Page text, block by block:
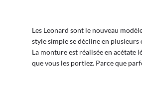
Les Leonard sont le nouveau
style simple se décline en
La monture est réalisée en acétate
que vous les portiez. Parce que